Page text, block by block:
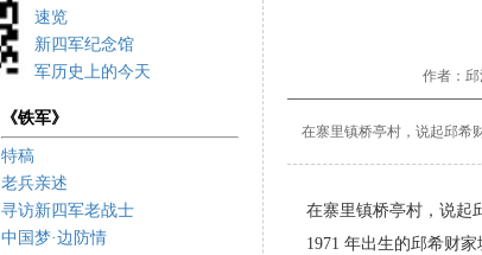
要闻速览
盐城新四军纪念馆
新四军历史上的今天
《铁军》
特稿
老兵亲述
寻访新四军老战士
中国梦·边防情
作者：
在寨里镇桥亭村，说起邱希
在寨里镇桥亭村，说起
1971 年出生的邱希财家